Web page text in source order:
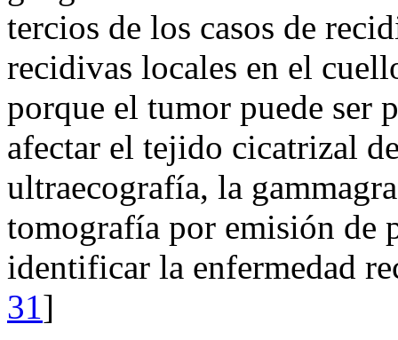
tercios de los casos de
recidivas locales en el
porque el tumor puede ser
afectar el tejido cicatrizal
ultraecografía, la
tomografía por emisión de
identificar la enfermedad
31]